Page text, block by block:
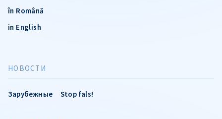
în Română
in English
НОВОСТИ
Зарубежные Stop fals!